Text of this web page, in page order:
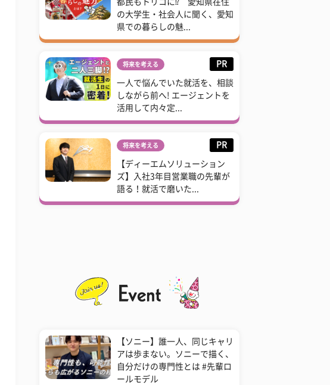
都民もトリコに⁉ 愛知県在住
の大学生・社会人に聞く、愛知
県での暮らしの魅...
将来を考える PR
一人で悩んでいた就活を、相談
しながら前へ! エージェントを
活用して内々定...
将来を考える PR
【ディーエムソリューション
ズ】入社3年目営業職の先輩が
語る！就活で磨いた...
【ソニー】誰一人、同じキャリ
アは歩まない。ソニーで描く、
自分だけの専門性とは #先輩ロ
ールモデル